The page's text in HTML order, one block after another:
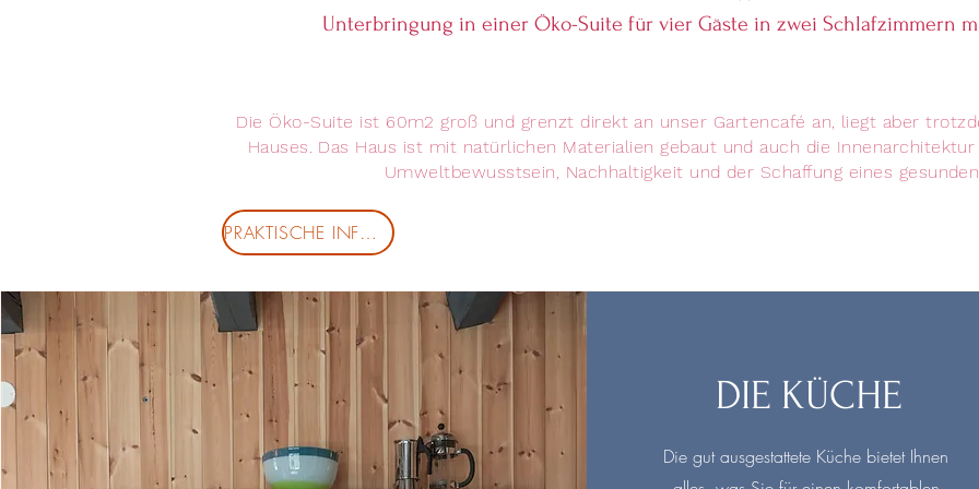
Unterbringung in einer Öko-Suite für vier Gäste in zwei Schlafzimmern
Die Öko-Suite ist 60m2 groß und grenzt direkt an unser Gartencafé an, liegt aber
Hauses. Das Haus ist mit natürlichen Materialien gebaut und auch die
Umweltbewusstsein, Nachhaltigkeit und der Schaffung eines
PRAKTISCHE INFORMATIONEN
DIE KÜCHE
Die gut ausgestattete Küche bietet Ihnen